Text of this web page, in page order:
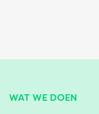
WAT WE DOEN